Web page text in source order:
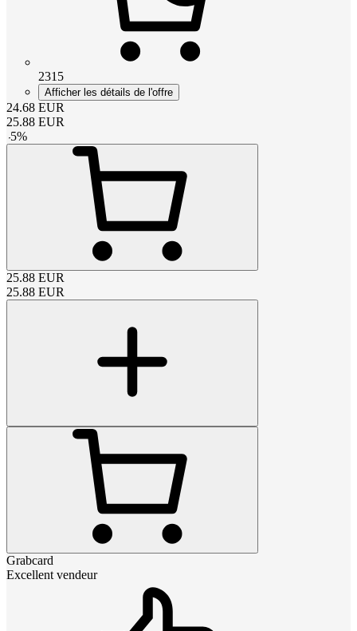
2315
Afficher les détails de l'offre
24.68 EUR
25.88 EUR
-5%
25.88 EUR
25.88 EUR
Grabcard
Excellent vendeur